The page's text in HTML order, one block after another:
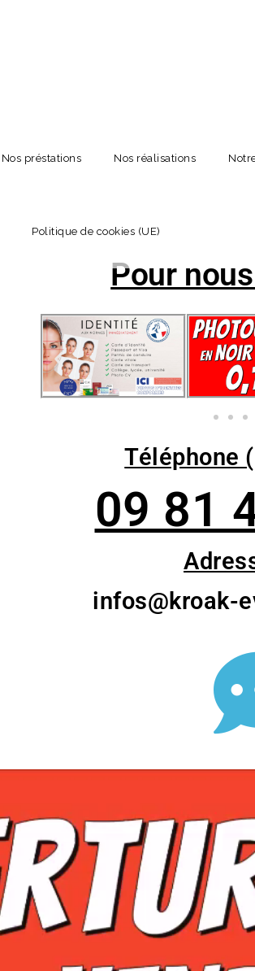
Nos préstations Nos réalisations
Politique de cookies (UE)
Pour
Téléphone
09 81
infos@kroak-